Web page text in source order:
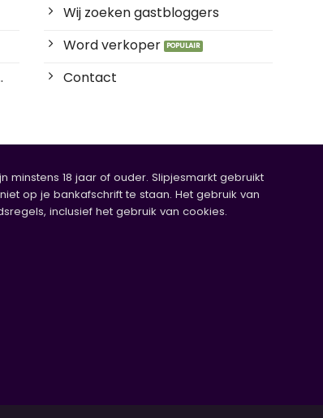
Wij zoeken gastbloggers
Word verkoper
Contact
18 jaar of ouder. Slipjesmarkt gebruikt
op je bankafschrift te staan. Het gebruik van
inclusief het gebruik van cookies.